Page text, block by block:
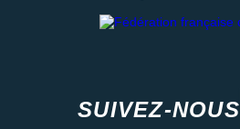
SUIVEZ-NOUS